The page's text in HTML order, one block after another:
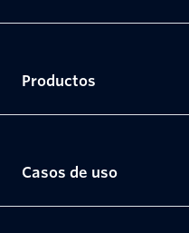
Productos
Casos de uso